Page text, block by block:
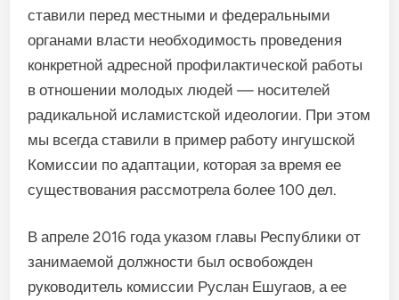
ставили перед местными и федеральными
органами власти необходимость проведения
конкретной адресной профилактической работы
в отношении молодых людей — носителей
радикальной исламистской идеологии. При этом
мы всегда ставили в пример работу ингушской
Комиссии по адаптации, которая за время ее
существования рассмотрела более 100 дел.
В апреле 2016 года указом главы Республики от
занимаемой должности был освобожден
руководитель комиссии Руслан Ешугаов, а ее